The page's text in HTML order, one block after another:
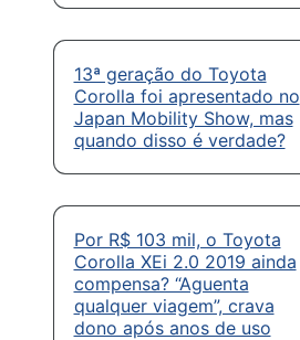
13ª geração do Toyota
Corolla foi apresentado no
Japan Mobility Show, mas
quando disso é verdade?
Por R$ 103 mil, o Toyota
Corolla XEi 2.0 2019 ainda
compensa? “Aguenta
qualquer viagem”, crava
dono após anos de uso